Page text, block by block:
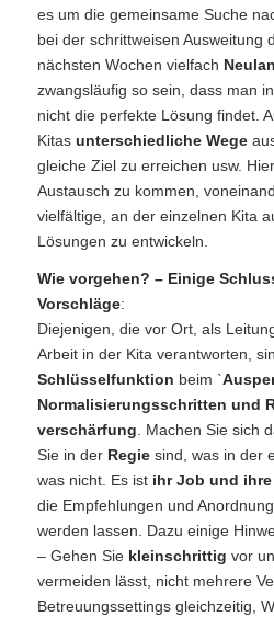
es um die gemeinsame Suche
bei der schrittweisen Ausweitung
nächsten Wochen vielfach
zwangsläufig so sein, dass man
nicht die perfekte Lösung findet.
Kitas unterschiedliche Wege
gleiche Ziel zu erreichen usw.
Austausch zu kommen,
vielfältige, an der einzelnen Kita
Lösungen zu entwickeln.
Wie vorgehen? – Einige
Vorschläge:
Diejenigen, die vor Ort, als
Arbeit in der Kita verantworten,
Schlüsselfunktion beim `
Normalisierungsschritten und
verschärfung. Machen Sie sich
Sie in der Regiesind, was in der
was nicht. Es ist ihr Job und
die Empfehlungen und
werden lassen. Dazu einige
– Gehen Sie kleinschrittig vor
vermeiden lässt, nicht mehrere
Betreuungssettings gleichzeitig,